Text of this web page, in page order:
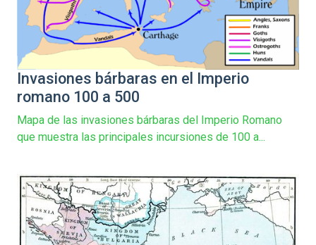
Invasiones bárbaras en el Imperio
romano 100 a 500
Mapa de las invasiones bárbaras del Imperio Romano
que muestra las principales incursiones de 100 a...